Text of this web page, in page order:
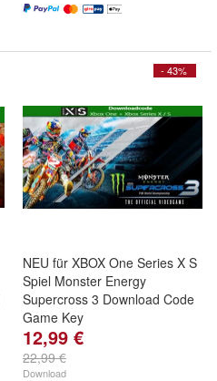
- 43%
NEU für XBOX One Series X S
Spiel Monster Energy
Supercross 3 Download Code
Game Key
12,99 €
22,99 €
Download